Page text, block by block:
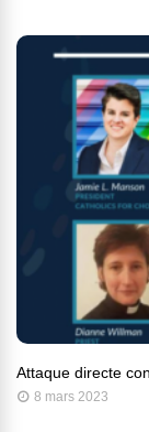
Attaque directe
8 mars 2023